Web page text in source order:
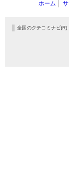
ホーム
全国のクチコミナビ(R)